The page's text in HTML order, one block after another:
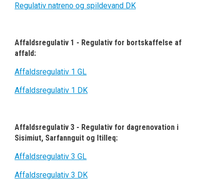
Regulativ natreno og spildevand DK
Affaldsregulativ 1 - Regulativ for bortskaffelse af
affald:
Affaldsregulativ 1 GL
Affaldsregulativ 1 DK
Affaldsregulativ 3 - Regulativ for dagrenovation i
Sisimiut, Sarfannguit og Itilleq:
Affaldsregulativ 3 GL
Affaldsregulativ 3 DK